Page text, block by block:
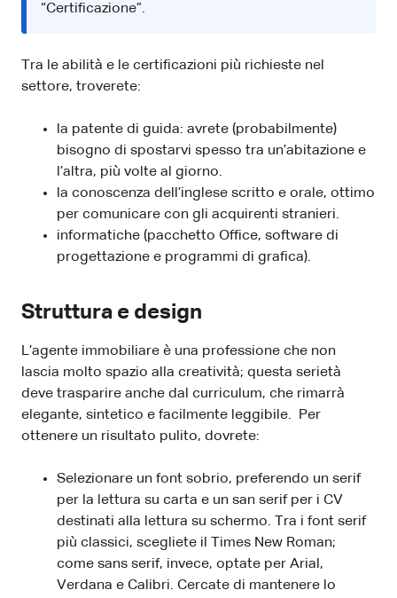
“Certificazione”.
Tra le abilità e le certificazioni più richieste nel
settore, troverete:
la patente di guida: avrete (probabilmente)
bisogno di spostarvi spesso tra un’abitazione e
l’altra, più volte al giorno.
la conoscenza dell’inglese scritto e orale, ottimo
per comunicare con gli acquirenti stranieri.
informatiche (pacchetto Office, software di
progettazione e programmi di grafica).
Struttura e design
L’agente immobiliare è una professione che non
lascia molto spazio alla creatività; questa serietà
deve trasparire anche dal curriculum, che rimarrà
elegante, sintetico e facilmente leggibile. Per
ottenere un risultato pulito, dovrete:
Selezionare un font sobrio, preferendo un serif
per la lettura su carta e un san serif per i CV
destinati alla lettura su schermo. Tra i font serif
più classici, scegliete il Times New Roman;
come sans serif, invece, optate per Arial,
Verdana e Calibri. Cercate di mantenere lo